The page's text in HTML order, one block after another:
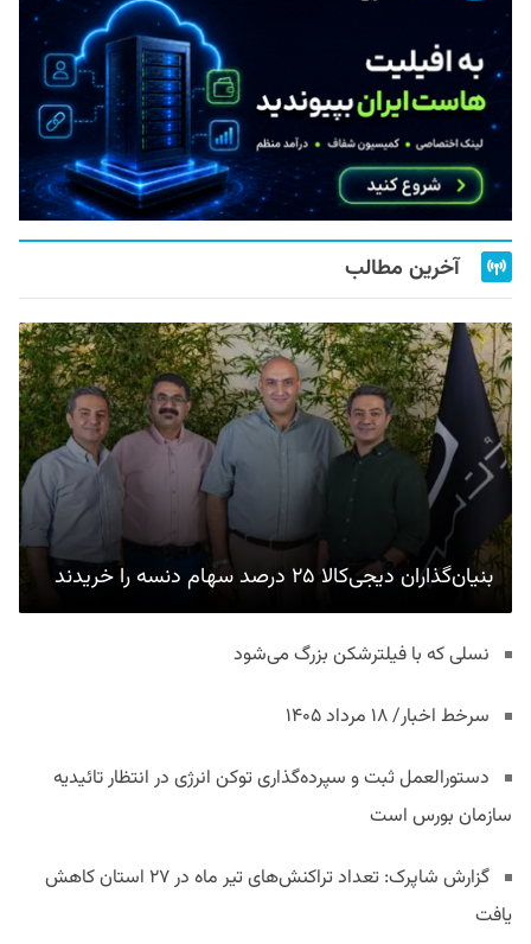
آخرین مطالب
بنیان‌گذاران دیجی‌کالا ۲۵ درصد سهام دنسه را خریدند
نسلی که با فیلترشکن بزرگ می‌شود
سرخط اخبار/ ۱۸ مرداد ۱۴۰۵
دستورالعمل ثبت و سپرده‌گذاری توکن انرژی در انتظار تائیدیه
سازمان بورس است
گزارش شاپرک: تعداد تراکنش‌های تیر ماه در ۲۷ استان‌ کاهش
یافت